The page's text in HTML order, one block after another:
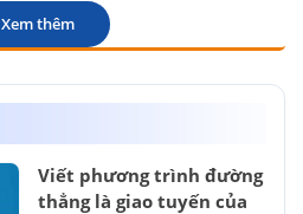
Xem thêm
Viết phương trình đường
thẳng là giao tuyến của